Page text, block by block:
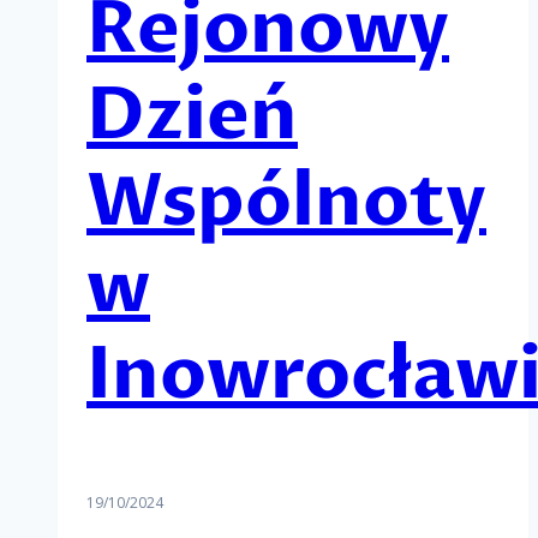
Rejonowy
Dzień
Wspólnoty
w
19/10/2024